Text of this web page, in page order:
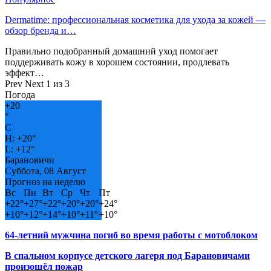
Dermatime: профессиональная косметика для ухода за кожей —
обзор бренда и…
Правильно подобранный домашний уход помогает
поддерживать кожу в хорошем состоянии, продлевать
эффект…
Prev Next 1 из 3
Погода
+20
°
C
H: +20°
L: +12°
Барановичи
Суббота, 08 Август
Прогноз на неделю
Вс
Пн Вт Ср Чт
Пт
+22°+27°+22°+20°+20°+24°
+10°+12°+14°+10°+11°+10°
64-летний мужчина погиб во время работы с мотоблоком
В спальном корпусе детского лагеря под Барановичами
произошёл пожар